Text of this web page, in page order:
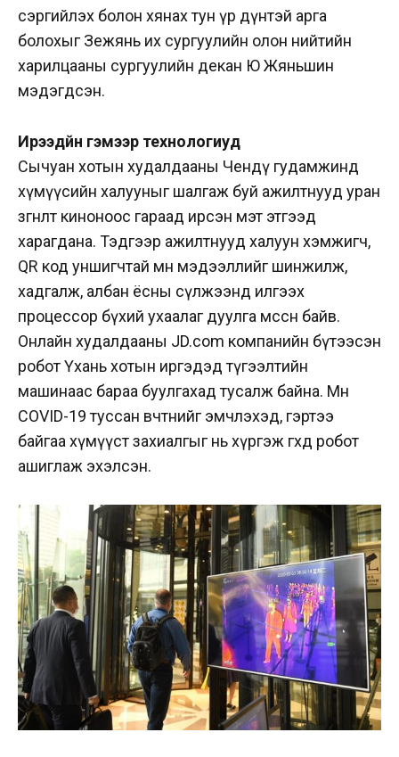
сэргийлэх болон хянах тун үр дүнтэй арга
болохыг Зежянь их сургуулийн олон нийтийн
харилцааны сургуулийн декан Ю Жяньшин
мэдэгдсэн.
Ирээдүйн гэмээр технологиуд
Сычуан хотын худалдааны Чендү гудамжинд
хүмүүсийн халууныг шалгаж буй ажилтнууд уран
зөгнөлт киноноос гараад ирсэн мэт этгээд
харагдана. Тэдгээр ажилтнууд халуун хэмжигч,
QR код уншигчтай мөн мэдээллийг шинжилж,
хадгалж, албан ёсны сүлжээнд илгээх
процессор бүхий ухаалаг дуулга өмссөн байв.
Онлайн худалдааны JD.com компанийн бүтээсэн
робот Үхань хотын иргэдэд түгээлтийн
машинаас бараа буулгахад тусалж байна. Мөн
COVID-19 туссан өвчтөнийг эмчлэхэд, гэртээ
байгаа хүмүүст захиалгыг нь хүргэж өгөхөд робот
ашиглаж эхэлсэн.